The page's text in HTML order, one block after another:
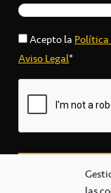
Acepto laPolítica
Aviso Legal*